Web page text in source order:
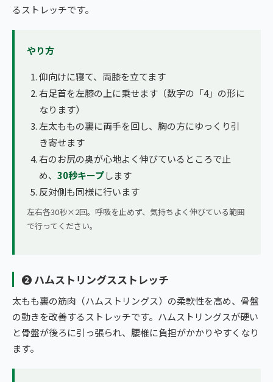
るストレッチです。
やり方
仰向けに寝て、両膝を立てます
右足首を左膝の上に乗せます（数字の「4」の形に
なります）
左太ももの裏に両手を回し、胸の方にゆっくり引
き寄せます
右のお尻の奥が心地よく伸びているところで止
め、 30秒キープします
反対側も同様に行います
左右各30秒×2回。呼吸を止めず、気持ちよく伸びている範囲
で行ってください。
❷ ハムストリングスストレッチ
太もも裏の筋肉（ハムストリングス）の柔軟性を高め、骨盤
の動きを改善するストレッチです。ハムストリングスが硬い
と骨盤が後ろに引っ張られ、腰椎に負担がかかりやすくなり
ます。